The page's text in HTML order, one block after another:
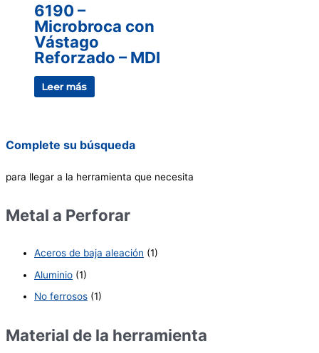
6190 –
Microbroca con
Vástago
Reforzado – MDI
Leer más
Complete su búsqueda
para llegar a la herramienta que necesita
Metal a Perforar
Aceros de baja aleación (1)
Aluminio (1)
No ferrosos (1)
Material de la herramienta